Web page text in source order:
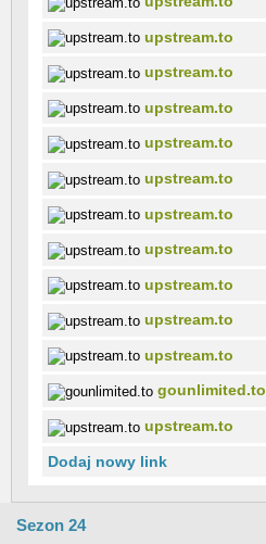
upstream.to
upstream.to
upstream.to
upstream.to
upstream.to
upstream.to
upstream.to
upstream.to
upstream.to
upstream.to
gounlimited.to
upstream.to
Dodaj nowy link
Sezon 24